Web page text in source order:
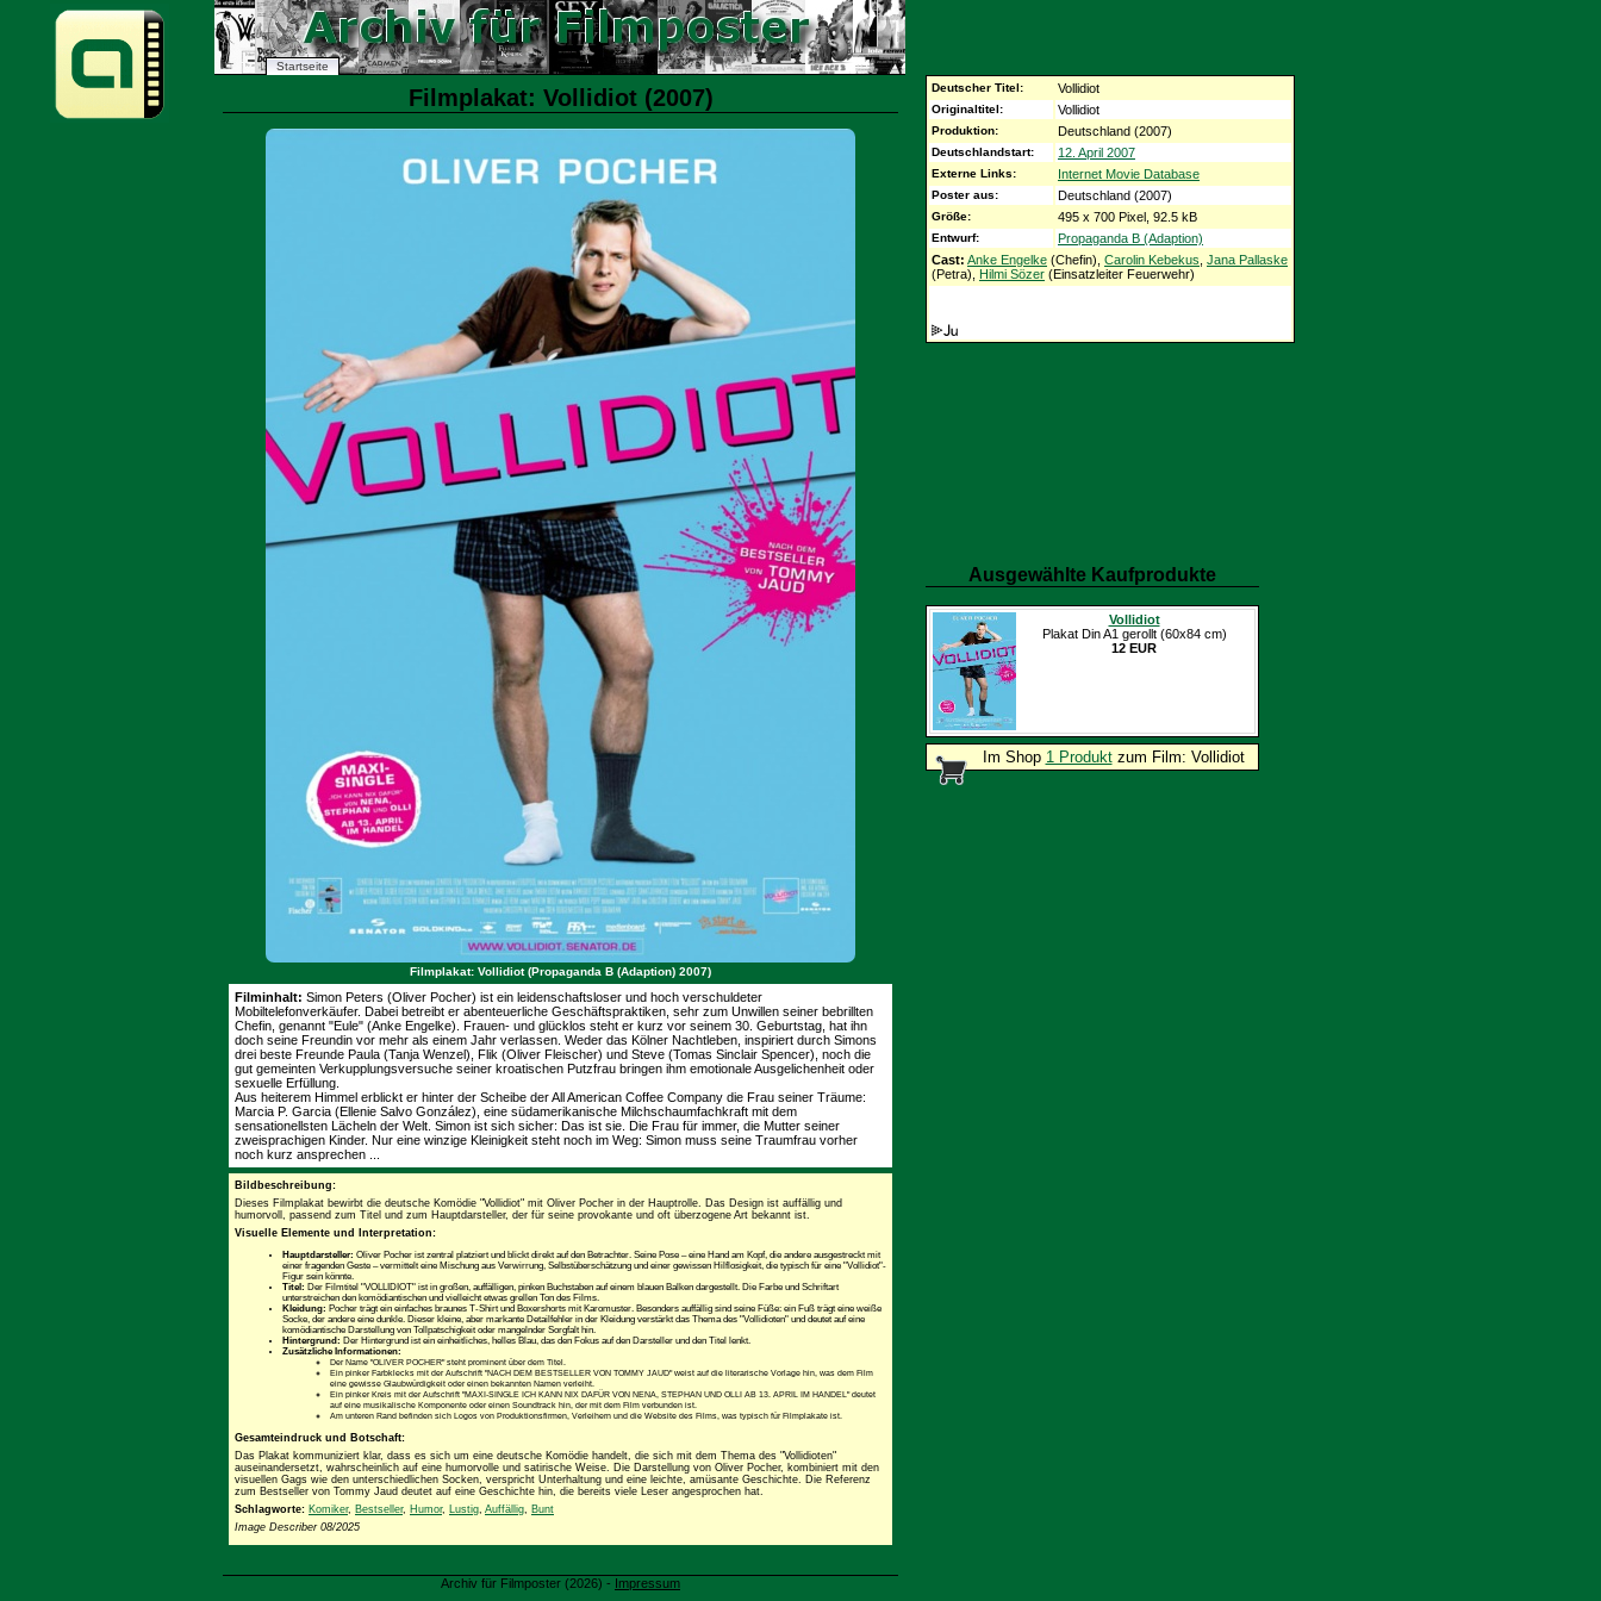
Startseite
Filmplakat: Vollidiot (2007)
Filmplakat: Vollidiot (Propaganda B (Adaption) 2007)
Deutscher Titel: Vollidiot
Originaltitel: Vollidiot
Produktion: Deutschland (2007)
Deutschlandstart: 12. April 2007
Externe Links: Internet Movie Database
Poster aus: Deutschland (2007)
Größe: 495 x 700 Pixel, 92.5 kB
Entwurf:
Propaganda B (Adaption)
Cast: Anke Engelke (Chefin), Carolin Kebekus Jana Pallaske
(Petra), Hilmi Sözer (Einsatzleiter Feuerwehr)
Ausgewählte Kaufprodukte
Vollidiot
Plakat Din A1 gerollt (60x84 cm)
12 EUR
Im Shop 1 Produktzum Film: Vollidiot
Filminhalt: Simon Peters (Oliver Pocher) ist ein leidenschaftsloser und hoch verschuldeter
Mobiltelefonverkäufer. Dabei betreibt er abenteuerliche Geschäftspraktiken, sehr zum Unwillen seiner bebrillten
Chefin, genannt "Eule" (Anke Engelke). Frauen- und glücklos steht er kurz vor seinem 30. Geburtstag, hat ihn
doch seine Freundin vor mehr als einem Jahr verlassen. Weder das Kölner Nachtleben, inspiriert durch Simons
drei beste Freunde Paula (Tanja Wenzel), Flik (Oliver Fleischer) und Steve (Tomas Sinclair Spencer), noch die
gut gemeinten Verkupplungsversuche seiner kroatischen Putzfrau bringen ihm emotionale Ausgelichenheit oder
sexuelle Erfüllung.
Aus heiterem Himmel erblickt er hinter der Scheibe der All American Coffee Company die Frau seiner Träume:
Marcia P. Garcia (Ellenie Salvo González), eine südamerikanische Milchschaumfachkraft mit dem
sensationellsten Lächeln der Welt. Simon ist sich sicher: Das ist sie. Die Frau für immer, die Mutter seiner
zweisprachigen Kinder. Nur eine winzige Kleinigkeit steht noch im Weg: Simon muss seine Traumfrau vorher
noch kurz ansprechen ...
Bildbeschreibung:
Dieses Filmplakat bewirbt die deutsche Komödie "Vollidiot" mit Oliver Pocher in der Hauptrolle. Das Design ist auffällig und
humorvoll, passend zum Titel und zum Hauptdarsteller, der für seine provokante und oft überzogene Art bekannt ist.
Visuelle Elemente und Interpretation:
Hauptdarsteller: Oliver Pocher ist zentral platziert und blickt direkt auf den Betrachter. Seine Pose – eine Hand am Kopf, die andere ausgestreckt mit
einer fragenden Geste – vermittelt eine Mischung aus Verwirrung, Selbstüberschätzung und einer gewissen Hilflosigkeit, die typisch für eine "Vollidiot"-
Figur sein könnte.
Titel: Der Filmtitel "VOLLIDIOT" ist in großen, auffälligen, pinken Buchstaben auf einem blauen Balken dargestellt. Die Farbe und Schriftart
unterstreichen den komödiantischen und vielleicht etwas grellen Ton des Films.
Kleidung: Pocher trägt ein einfaches braunes T-Shirt und Boxershorts mit Karomuster. Besonders auffällig sind seine Füße: ein Fuß trägt eine weiße
Socke, der andere eine dunkle. Dieser kleine, aber markante Detailfehler in der Kleidung verstärkt das Thema des "Vollidioten" und deutet auf eine
komödiantische Darstellung von Tollpatschigkeit oder mangelnder Sorgfalt hin.
Hintergrund: Der Hintergrund ist ein einheitliches, helles Blau, das den Fokus auf den Darsteller und den Titel lenkt.
Zusätzliche Informationen:
Der Name "OLIVER POCHER" steht prominent über dem Titel.
Ein pinker Farbklecks mit der Aufschrift "NACH DEM BESTSELLER VON TOMMY JAUD" weist auf die literarische Vorlage hin, was dem Film
eine gewisse Glaubwürdigkeit oder einen bekannten Namen verleiht.
Ein pinker Kreis mit der Aufschrift "MAXI-SINGLE ICH KANN NIX DAFÜR VON NENA, STEPHAN UND OLLI AB 13. APRIL IM HANDEL" deutet
auf eine musikalische Komponente oder einen Soundtrack hin, der mit dem Film verbunden ist.
Am unteren Rand befinden sich Logos von Produktionsfirmen, Verleihern und die Website des Films, was typisch für Filmplakate ist.
Gesamteindruck und Botschaft:
Das Plakat kommuniziert klar, dass es sich um eine deutsche Komödie handelt, die sich mit dem Thema des "Vollidioten"
auseinandersetzt, wahrscheinlich auf eine humorvolle und satirische Weise. Die Darstellung von Oliver Pocher, kombiniert mit den
visuellen Gags wie den unterschiedlichen Socken, verspricht Unterhaltung und eine leichte, amüsante Geschichte. Die Referenz
zum Bestseller von Tommy Jaud deutet auf eine Geschichte hin, die bereits viele Leser angesprochen hat.
Schlagworte: Komiker, Bestseller, Humor, Lustig, Auffällig, Bunt
Image Describer 08/2025
Archiv für Filmposter (2026) - Impressum